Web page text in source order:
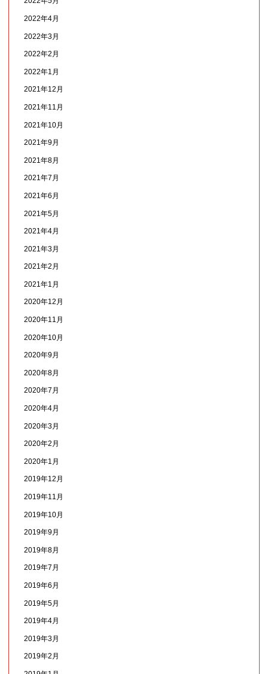
2022年4月
2022年3月
2022年2月
2022年1月
2021年12月
2021年11月
2021年10月
2021年9月
2021年8月
2021年7月
2021年6月
2021年5月
2021年4月
2021年3月
2021年2月
2021年1月
2020年12月
2020年11月
2020年10月
2020年9月
2020年8月
2020年7月
2020年4月
2020年3月
2020年2月
2020年1月
2019年12月
2019年11月
2019年10月
2019年9月
2019年8月
2019年7月
2019年6月
2019年5月
2019年4月
2019年3月
2019年2月